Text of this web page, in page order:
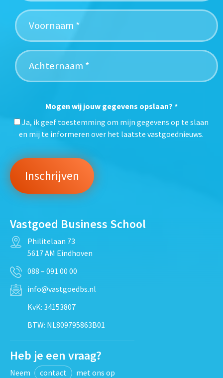
Mogen wij jouw gegevens opslaan? *
Ja, ik geef toestemming om mijn gegevens op te slaan
en mij te informeren over het laatste vastgoednieuws.
Vastgoed Business School
Philitelaan 73
5617 AM Eindhoven
088 – 091 00 00
info@vastgoedbs.nl
KvK: 34153807
BTW: NL809795863B01
Heb je een vraag?
Neem contact met ons op